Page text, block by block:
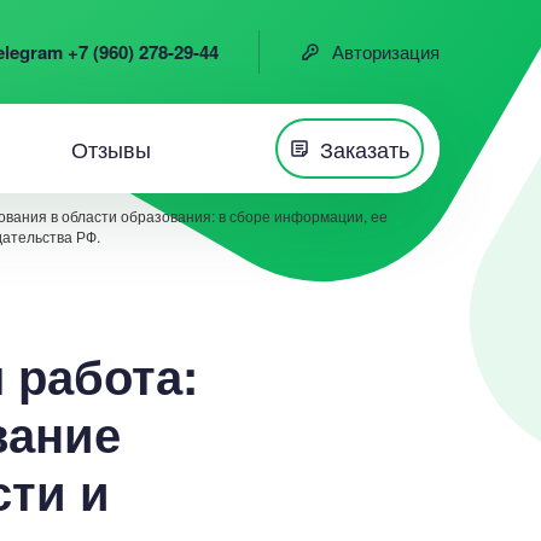
+7 (960) 278-29-44 Авторизация
Отзывы Заказать
в области образования: в сборе информации, ее
РФ.
и